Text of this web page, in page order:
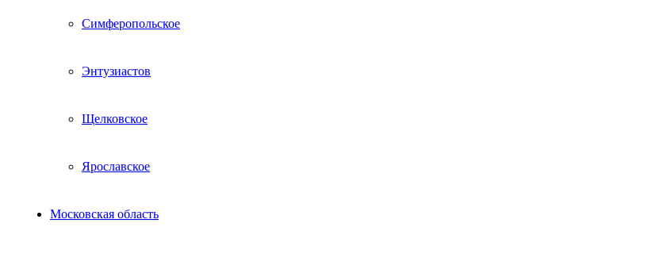
Симферопольское
Энтузиастов
Щелковское
Ярославское
Московская область